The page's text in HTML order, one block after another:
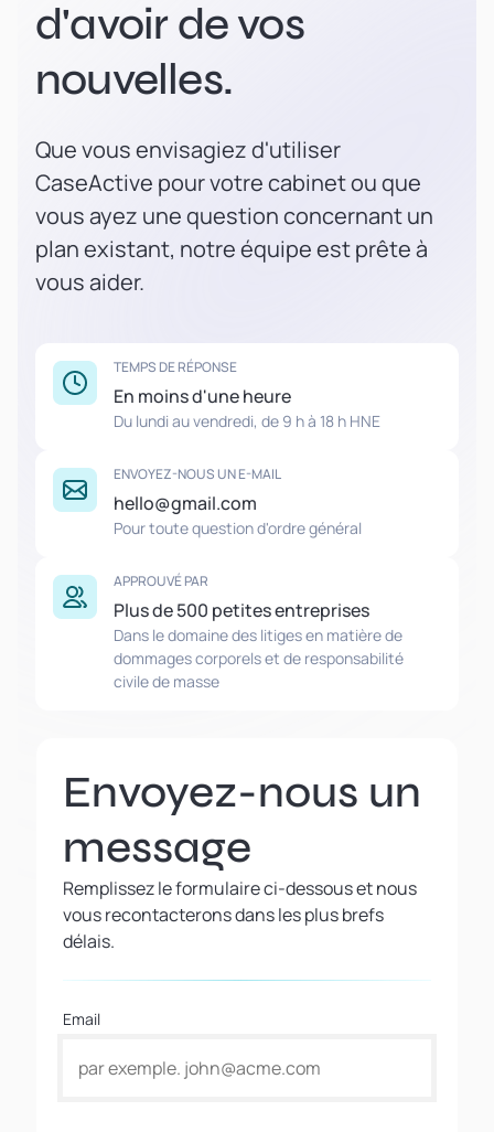
d'avoir de vos
nouvelles.
Que vous envisagiez d'utiliser
CaseActive pour votre cabinet ou que
vous ayez une question concernant un
plan existant, notre équipe est prête à
vous aider.
TEMPS DE RÉPONSE
En moins d'une heure
Du lundi au vendredi, de 9 h à 18 h HNE
ENVOYEZ-NOUS UN E-MAIL
hello@gmail.com
Pour toute question d'ordre général
APPROUVÉ PAR
Plus de 500 petites entreprises
Dans le domaine des litiges en matière de
dommages corporels et de responsabilité
civile de masse
Envoyez-nous un
message
Remplissez le formulaire ci-dessous et nous
vous recontacterons dans les plus brefs
délais.
Email